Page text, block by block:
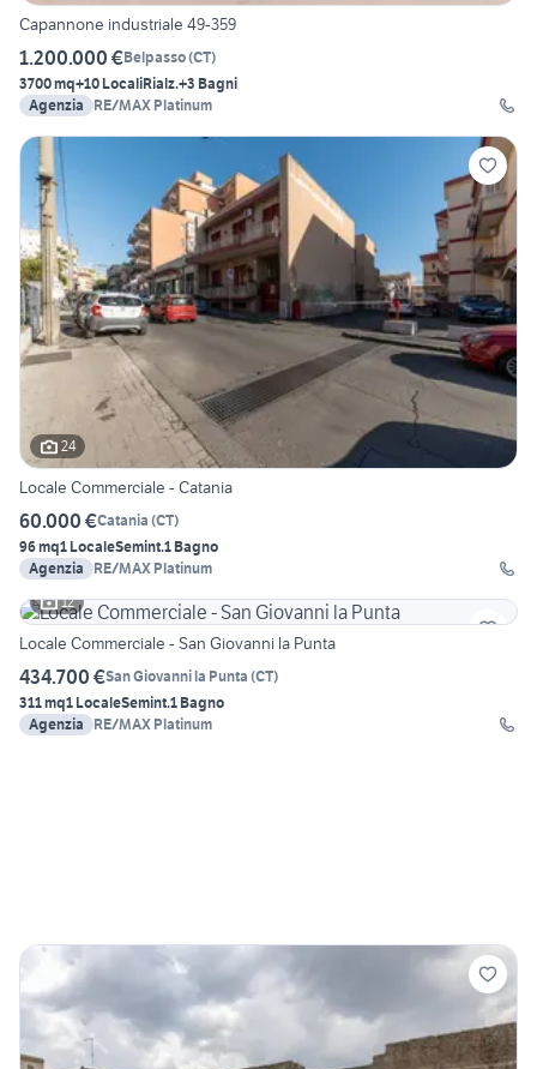
Capannone industriale 49-359
1.200.000 €Belpasso(CT)
3700 mq+10 LocaliRialz.+3 Bagni
Agenzia
RE/MAX Platinum
24
Locale Commerciale - Catania
60.000 €Catania (CT)
96 mq1 LocaleSemint.1 Bagno
Agenzia
RE/MAX Platinum
12
Locale Commerciale - San Giovanni la Punta
434.700 €San Giovanni la Punta (CT)
311 mq1 LocaleSemint.1 Bagno
Agenzia
RE/MAX Platinum